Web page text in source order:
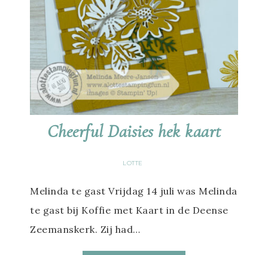
Cheerful Daisies hek kaart
LOTTE
Melinda te gast Vrijdag 14 juli was Melinda
te gast bij Koffie met Kaart in de Deense
Zeemanskerk. Zij had…